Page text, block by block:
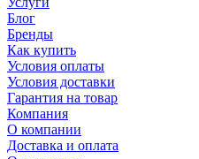
Блог
Бренды
Как купить
Условия оплаты
Условия доставки
Гарантия на товар
Компания
О компании
Доставка и оплата